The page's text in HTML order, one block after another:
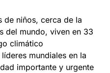
de niños, cerca de la
del mundo, viven en 33
climático
mundiales en la
importante y urgente